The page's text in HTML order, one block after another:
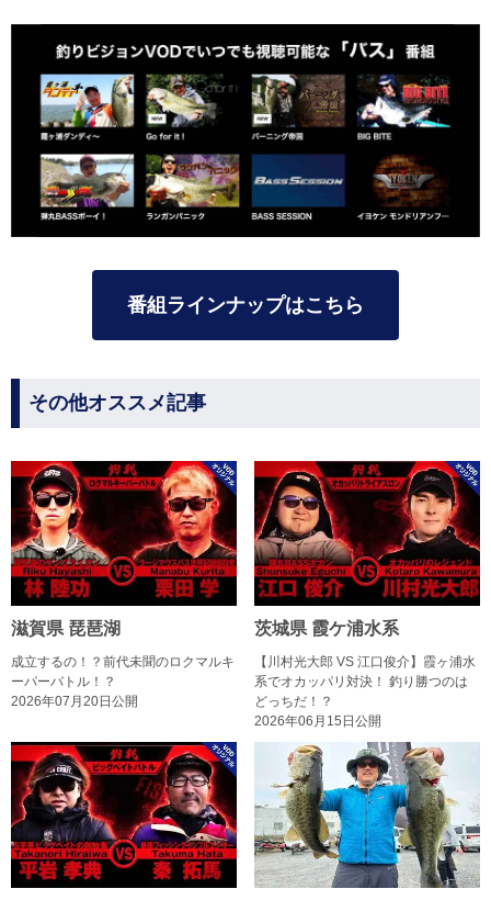
番組ラインナップはこちら
その他オススメ記事
滋賀県 琵琶湖
成立するの！？前代未聞のロクマルキ
ーパーバトル！？
2026年07月20日公開
茨城県 霞ケ浦水系
【川村光大郎 VS 江口俊介】霞ヶ浦水
系でオカッパリ対決！ 釣り勝つのは
どっちだ！？
2026年06月15日公開